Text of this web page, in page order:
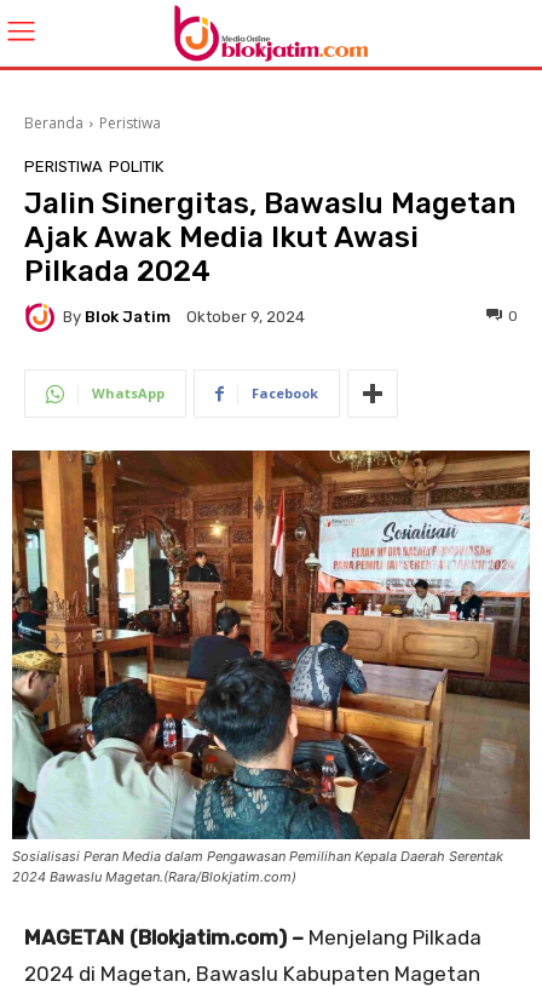
Beranda Peristiwa
PERISTIWA POLITIK
Jalin Sinergitas, Bawaslu Magetan
Ajak Awak Media Ikut Awasi
Pilkada 2024
By Blok Jatim Oktober 9, 2024 0
WhatsApp Facebook
Sosialisasi Peran Media dalam Pengawasan Pemilihan Kepala Daerah Serentak
2024 Bawaslu Magetan.(Rara/Blokjatim.com)
MAGETAN (Blokjatim.com) – Menjelang Pilkada
2024 di Magetan, Bawaslu Kabupaten Magetan